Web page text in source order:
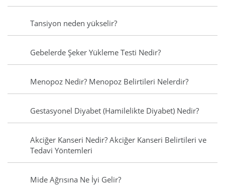
Tansiyon neden yükselir?
Gebelerde Şeker Yükleme Testi Nedir?
Menopoz Nedir? Menopoz Belirtileri Nelerdir?
Gestasyonel Diyabet (Hamilelikte Diyabet) Nedir?
Akciğer Kanseri Nedir? Akciğer Kanseri Belirtileri ve
Tedavi Yöntemleri
Mide Ağrısına Ne İyi Gelir?